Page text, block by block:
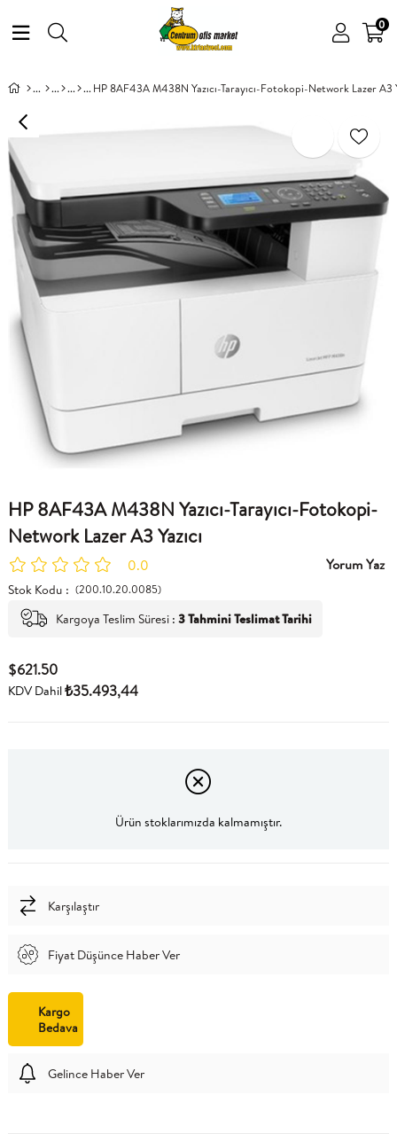
0
HP 8AF43A M438N Yazıcı-Tarayıcı-Fotokopi-Network Lazer A3
HP 8AF43A M438N Yazıcı-Tarayıcı-Fotokopi-
Network Lazer A3 Yazıcı
0.0 Yorum Yaz
Stok Kodu (200.10.20.0085)
Kargoya Teslim Süresi : 3 Tahmini Teslimat Tarihi
$621.50
KDV Dahil₺35.493,44
Ürün stoklarımızda kalmamıştır.
Karşılaştır
Fiyat Düşünce Haber Ver
Kargo
Bedava
Gelince Haber Ver